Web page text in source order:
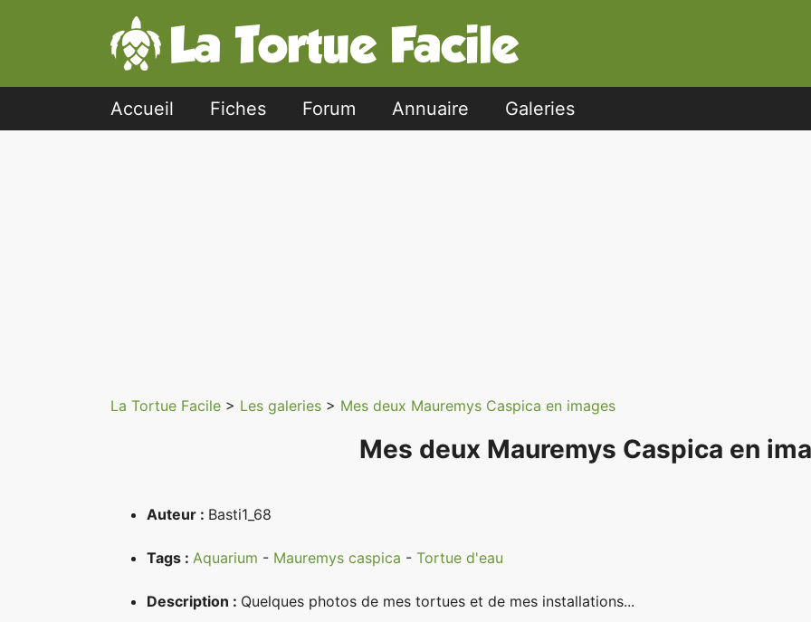
Accueil Fiches Forum Annuaire Galeries
La Tortue Facile > Les galeries > Mes deux Mauremys Caspica en images
Mes deux Mauremys Caspica en
Auteur : Basti1_68
Tags : Aquarium - Mauremys caspica - Tortue d'eau
Description : Quelques photos de mes tortues et de mes installations...